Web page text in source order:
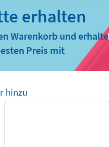
Warenkorb und erhalte
Preis mit
hinzu